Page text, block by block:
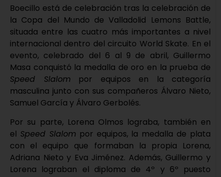
Boecillo está de celebración tras la celebración de
la Copa del Mundo de Valladolid Lemons Battle,
situada entre las cuatro más importantes a nivel
internacional dentro del circuito World Skate. En el
evento, celebrado del 6 al 9 de abril, Guillermo
Masa conquistó la medalla de oro en la prueba de
Speed Slalom por equipos en la categoría
masculina junto con sus compañeros Álvaro Nieto,
Samuel García y Álvaro Gerbolés.
Por su parte, Lorena Olmos lograba, también en
el Speed Slalom por equipos, la medalla de plata
con el equipo que formaban la propia Lorena,
Adriana Nieto y Eva Jiménez. Además, Guillermo y
Lorena lograban el diploma de 4º y 6º puesto